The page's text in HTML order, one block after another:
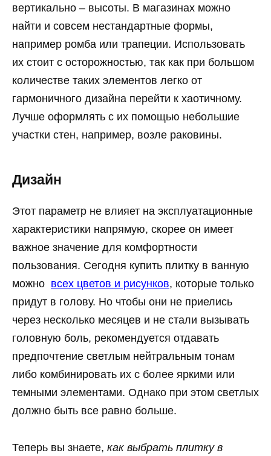
вертикально – высоты. В магазинах можно
найти и совсем нестандартные формы,
например ромба или трапеции. Использовать
их стоит с осторожностью, так как при большом
количестве таких элементов легко от
гармоничного дизайна перейти к хаотичному.
Лучше оформлять с их помощью небольшие
участки стен, например, возле раковины.
Дизайн
Этот параметр не влияет на эксплуатационные
характеристики напрямую, скорее он имеет
важное значение для комфортности
пользования. Сегодня купить плитку в ванную
можно всех цветов и рисунков, которые только
придут в голову. Но чтобы они не приелись
через несколько месяцев и не стали вызывать
головную боль, рекомендуется отдавать
предпочтение светлым нейтральным тонам
либо комбинировать их с более яркими или
темными элементами. Однако при этом светлых
должно быть все равно больше.
Теперь вы знаете, как выбрать плитку в